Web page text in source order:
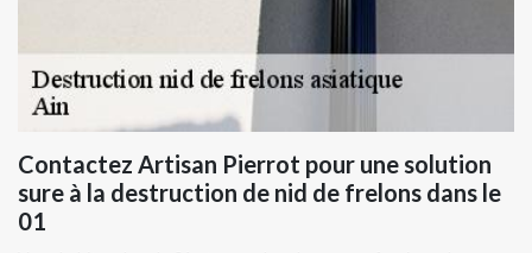
Contactez Artisan Pierrot pour une solution
sure à la destruction de nid de frelons dans le
01